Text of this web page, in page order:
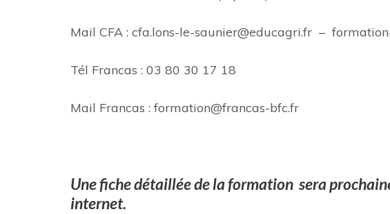
Mail CFA : cfa.lons-le-saunier@educagri.fr –
Tél Francas : 03 80 30 17 18
Mail Francas : formation@francas-bfc.fr
Une fiche détaillée de la formation sera
internet.